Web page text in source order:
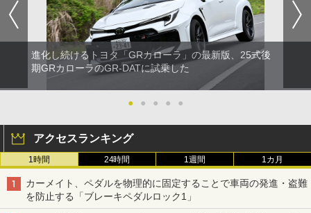
進化し続けるトヨタ「GRカローラ」の最新版、25式後
期GRカローラのGR-DATに試乗した
● ● ● ● ●
アクセスランキング
1時間 24時間 1週間 1カ月
カーメイト、ペダルを物理的に固定することで車両の発進・盗難
を防止する「ブレーキペダルロック1」